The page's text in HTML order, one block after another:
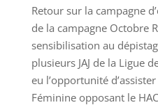
Retour sur la campagne
de la campagne Octobre
sensibilisation au
plusieurs JAJ de la Ligue
eu l’opportunité
Féminine opposant le